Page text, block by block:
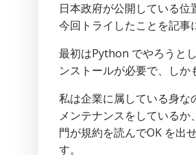
日本政府が公開している位
今回トライしたことを記事
最初はPython でやろうと
ンストールが必要で、しか
私は企業に属している身
メンテナンスをしている
門が規約を読んでOK を出
す。